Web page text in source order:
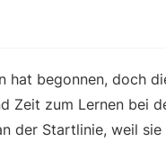
hat begonnen, doch
Zeit zum Lernen bei
der Startlinie, weil